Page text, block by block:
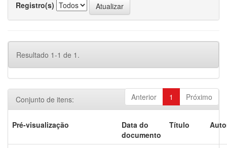
Registro(s)
Resultado 1-1 de 1.
Anterior 1 Próximo
Conjunto de itens:
Pré-visualização
Data do
documento
Título